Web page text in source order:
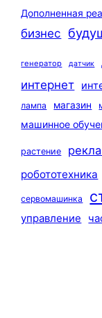
Дополненная
бизнес
генератор датчик
интернет
лампа
магазин
машинное
растение
робототехника
сервомашинка
управление